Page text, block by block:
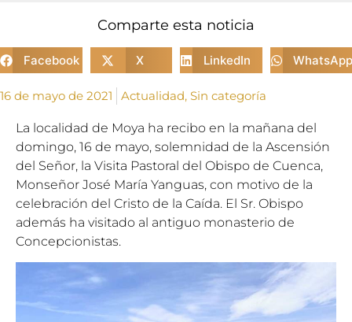
Comparte esta noticia
Facebook X LinkedIn WhatsApp
16 de mayo de 2021 Actualidad, Sin categoría
La localidad de Moya ha recibo en la mañana del
domingo, 16 de mayo, solemnidad de la Ascensión
del Señor, la Visita Pastoral del Obispo de Cuenca,
Monseñor José María Yanguas, con motivo de la
celebración del Cristo de la Caída. El Sr. Obispo
además ha visitado al antiguo monasterio de
Concepcionistas.